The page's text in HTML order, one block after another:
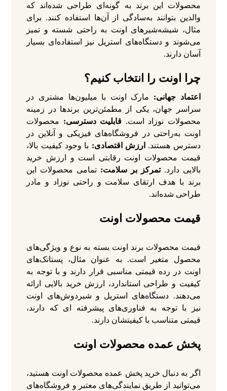
محصولات این برند به‌ گونه‌ای طراحی شده‌اند که
والدین بتوانند به‌سادگی از آن‌ها استفاده کنند. برای
مثال، شیشه‌شیرهای اونت به راحتی شسته و تمیز
می‌شوند و دستگاه‌های استریل نیز استفاده‌ای بسیار
آسان دارند.
چرا اونت را انتخاب کنیم؟
اعتماد جهانی: مارک اونت با میلیون‌ها مشتری در
سراسر جهان، یکی از مطمئن‌ترین برندها در زمینه
محصولات نوزاد است. قابلیت دسترسی: محصولات
اونت به‌راحتی در فروشگاه‌های فیزیکی و آنلاین در
دسترس هستند. ارزش اقتصادی: با وجود کیفیت بالا،
قیمت محصولات اونت رقابتی است و ارزش خرید
بالایی دارد. تمرکز بر سلامت: تمامی محصولات این
برند با هدف ارتقای سلامت و راحتی نوزاد و مادر
طراحی شده‌اند.
قیمت محصولات اونت
قیمت محصولات برند اونت بسته به نوع و ویژگی‌های
محصول متغیر است. به عنوان مثال، پستانک‌های
اونت در رده قیمتی مناسبی قرار دارند و با توجه به
کیفیت و طراحی استاندارد، ارزش خرید بالایی ارائه
می‌دهند. دستگاه‌های استریل و شیردوش‌های اونت
نیز با توجه به فناوری‌های پیشرفته‌ ای که دارند،
قیمتی متناسب با کیفیتشان دارند.
پخش عمده محصولات اونت
اگر به دنبال خرید پخش عمده محصولات اونت هستید،
می‌توانید از طریق نمایندگی‌های معتبر و فروشگاه‌های